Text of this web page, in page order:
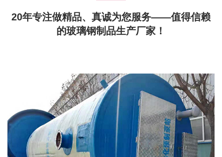
20年专注做精品、真诚为您服务——值得信赖
的玻璃钢制品生产厂家！